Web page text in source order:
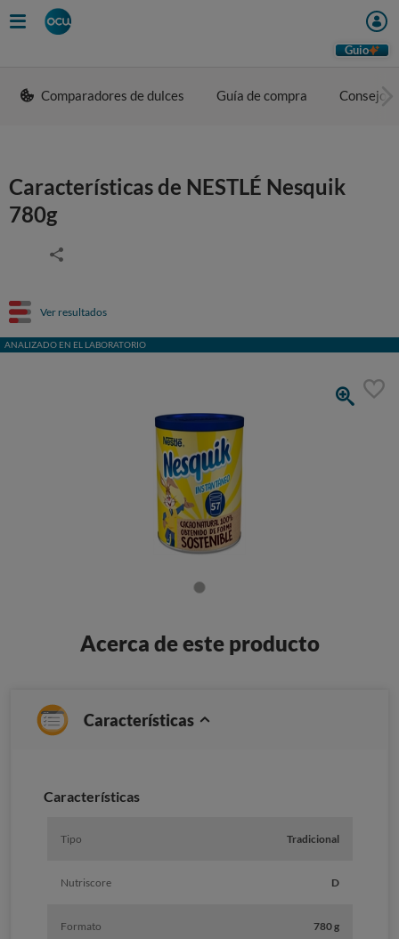
Guio
Comparadores de dulces Guía de compra Consejos
Características de NESTLÉ Nesquik
780g
Ver resultados
ANALIZADO EN EL LABORATORIO
Acerca de este producto
Características
Características
Tipo Tradicional
Nutriscore D
Formato 780 g